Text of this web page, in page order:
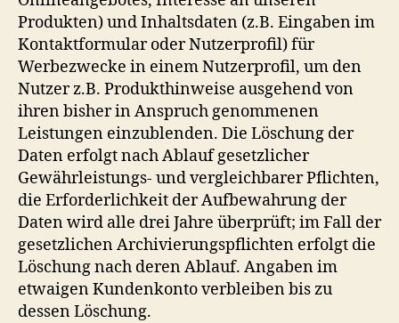
Produkten) und Inhaltsdaten (z.B. Eingaben im
Kontaktformular oder Nutzerprofil) für
Werbezwecke in einem Nutzerprofil, um den
Nutzer z.B. Produkthinweise ausgehend von
ihren bisher in Anspruch genommenen
Leistungen einzublenden. Die Löschung der
Daten erfolgt nach Ablauf gesetzlicher
Gewährleistungs- und vergleichbarer Pflichten,
die Erforderlichkeit der Aufbewahrung der
Daten wird alle drei Jahre überprüft; im Fall der
gesetzlichen Archivierungspflichten erfolgt die
Löschung nach deren Ablauf. Angaben im
etwaigen Kundenkonto verbleiben bis zu
dessen Löschung.